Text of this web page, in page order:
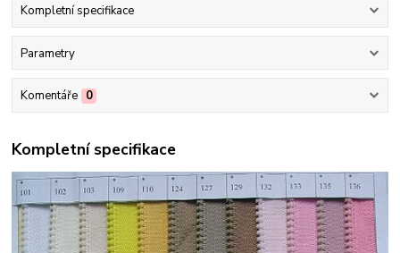
Kompletní specifikace
Parametry
Komentáře 0
Kompletní specifikace